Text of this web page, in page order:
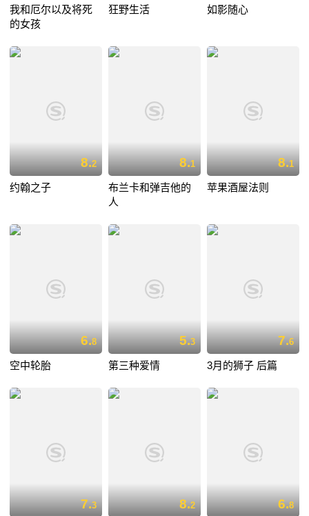
我和厄尔以及将死
的女孩
狂野生活 如影随心
8.2
约翰之子
8.1
布兰卡和弹吉他的
人
8.1
苹果酒屋法则
6.8
空中轮胎
5.3
第三种爱情
7.6
3月的狮子 后篇
7.3 8.2 6.8